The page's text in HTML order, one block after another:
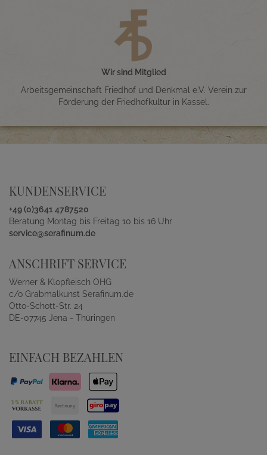
Wir sind Mitglied
Arbeitsgemeinschaft Friedhof und Denkmal e.V. Verein zur
Förderung der Friedhofkultur in Kassel.
KUNDENSERVICE
+49 (0)3641 4787520
Beratung Montag bis Freitag 10 bis 16 Uhr
service@serafinum.de
ANSCHRIFT SERVICE
Werner & Klopfleisch OHG
c/o Grabmalkunst Serafinum.de
Otto-Schott-Str. 24
DE-07745 Jena - Thüringen
EINFACH BEZAHLEN